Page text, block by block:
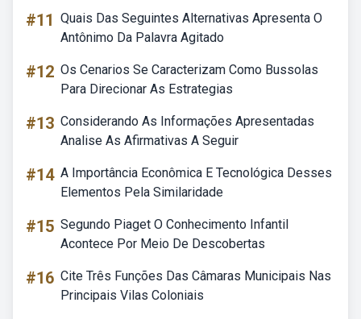
#11 Quais Das Seguintes Alternativas Apresenta O
Antônimo Da Palavra Agitado
#12 Os Cenarios Se Caracterizam Como Bussolas
Para Direcionar As Estrategias
#13 Considerando As Informações Apresentadas
Analise As Afirmativas A Seguir
#14 A Importância Econômica E Tecnológica Desses
Elementos Pela Similaridade
#15 Segundo Piaget O Conhecimento Infantil
Acontece Por Meio De Descobertas
#16 Cite Três Funções Das Câmaras Municipais Nas
Principais Vilas Coloniais